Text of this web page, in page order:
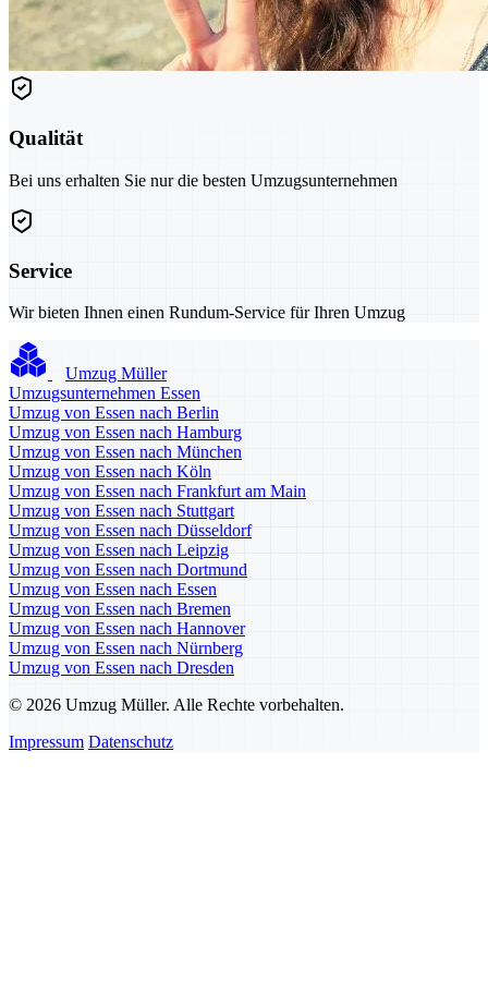
Qualität
Bei uns erhalten Sie nur die besten Umzugsunternehmen
Service
Wir bieten Ihnen einen Rundum-Service für Ihren Umzug
Umzug Müller
Umzugsunternehmen Essen
Umzug von Essen nach Berlin
Umzug von Essen nach Hamburg
Umzug von Essen nach München
Umzug von Essen nach Köln
Umzug von Essen nach Frankfurt am Main
Umzug von Essen nach Stuttgart
Umzug von Essen nach Düsseldorf
Umzug von Essen nach Leipzig
Umzug von Essen nach Dortmund
Umzug von Essen nach Essen
Umzug von Essen nach Bremen
Umzug von Essen nach Hannover
Umzug von Essen nach Nürnberg
Umzug von Essen nach Dresden
© 2026 Umzug Müller. Alle Rechte vorbehalten.
Impressum Datenschutz